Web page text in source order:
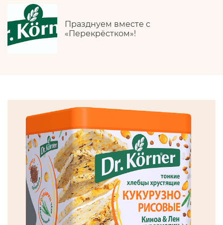
Празднуем вместе с
«Перекрёстком»!